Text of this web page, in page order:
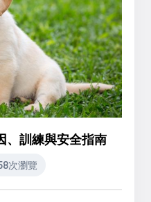
、訓練與安全指南
次瀏覽